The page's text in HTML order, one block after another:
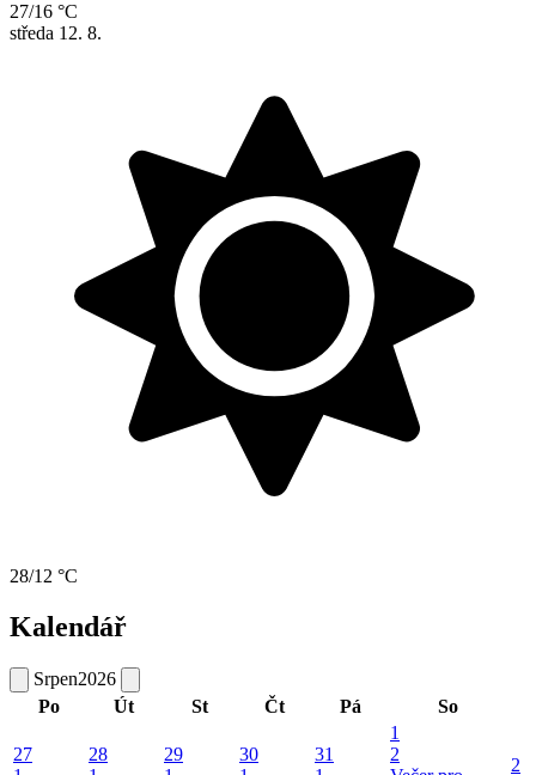
27/16 °C
středa 12. 8.
28/12 °C
Kalendář
Srpen2026
Po
Út St Čt Pá So
27
28
29
30
31
1
2
2